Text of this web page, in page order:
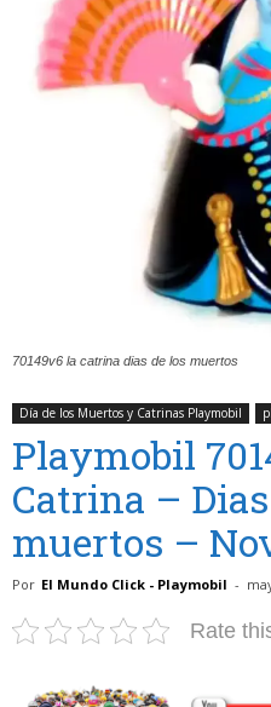
70149v6 la catrina dias de los muertos
Día de los Muertos y Catrinas Playmobil
Playmobil
Catrina –
muertos –
Por El Mundo Click - Playmobil -
Rate